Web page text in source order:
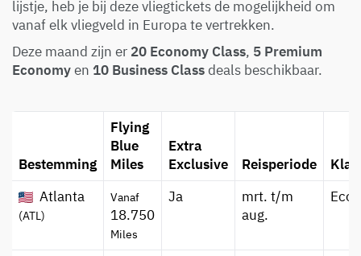
lijstje, heb je bij deze vliegtickets de mogelijkheid om
vanaf elk vliegveld in Europa te vertrekken.
Deze maand zijn er 20 Economy Class, 5 Premium
Economyen 10 Business Class deals beschikbaar.
Bestemming
Flying
Blue
Miles
Extra
Exclusive
Reisperiode
Atlanta
(ATL)
Vanaf
18.750
Miles
Ja
mrt. t/m
aug.